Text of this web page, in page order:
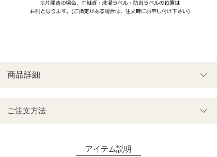
ご注文方法
商品詳細